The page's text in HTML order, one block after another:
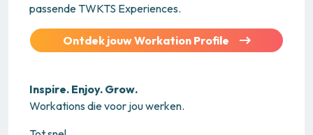
passende TWKTS Experiences.
Ontdek jouw Workation Profile
Inspire. Enjoy. Grow.
Workations die voor jou werken.